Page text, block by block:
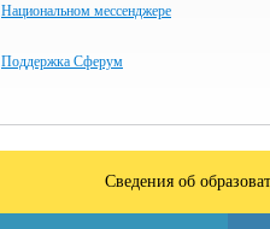
Национальном мессенджере
Поддержка Сферум
Сведения об